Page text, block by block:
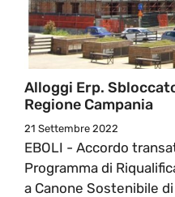
Alloggi Erp.
Regione Campania
21 Settembre 2022
EBOLI - Accordo
Programma di
a Canone Sostenibile